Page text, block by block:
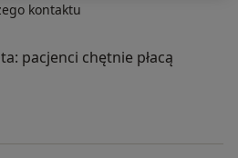
kontaktu
pacjenci chętnie płacą